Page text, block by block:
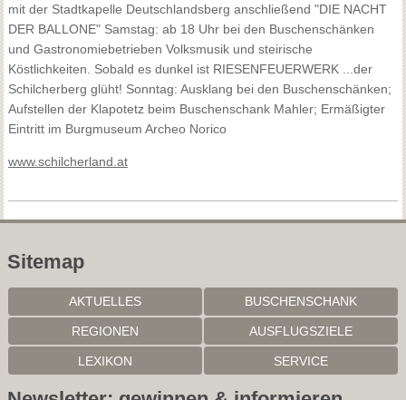
mit der Stadtkapelle Deutschlandsberg anschließend "DIE NACHT
DER BALLONE" Samstag: ab 18 Uhr bei den Buschenschänken
und Gastronomiebetrieben Volksmusik und steirische
Köstlichkeiten. Sobald es dunkel ist RIESENFEUERWERK ...der
Schilcherberg glüht! Sonntag: Ausklang bei den Buschenschänken;
Aufstellen der Klapotetz beim Buschenschank Mahler; Ermäßigter
Eintritt im Burgmuseum Archeo Norico
www.schilcherland.at
Sitemap
AKTUELLES BUSCHENSCHANK
REGIONEN AUSFLUGSZIELE
LEXIKON SERVICE